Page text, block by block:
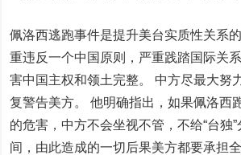
佩洛西逃跑事件是提升美台实质性关系
重违反一个中国原则，严重践踏国际关
害中国主权和领土完整。 中方尽最大努
复警告美方。 他明确指出，如果佩洛西
的危害，中方不会坐视不管，不给“台独
间，由此造成的一切后果美方都要承担全